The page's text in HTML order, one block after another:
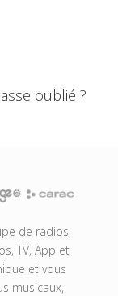
oublié ?
de radios
TV, App et
et vous
musicaux,